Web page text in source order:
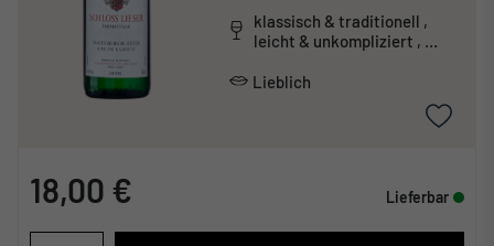
klassisch & traditionell ,
leicht & unkompliziert ,
Lieblich
18,00 € Lieferbar